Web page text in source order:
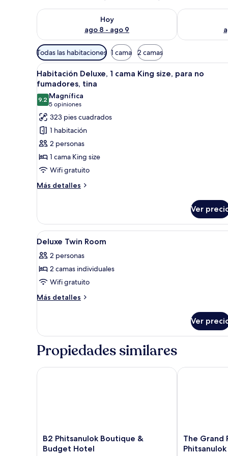
Hoy
ago 8 - ago 9
Consulta la disponibilidad para hoy ago 8 - ago 9
Consulta la
Filtros
disponibles
para
las
habitaciones
Todas las habitaciones 1 cama 2 camas
Abrir
todas
las
fotos
de
Habitación
Deluxe,
1
cama
King
size,
fumadores,
tina
Una habitación de hotel con
9
Habitación Deluxe, 1 cama King size, para no
fumadores, tina
9.29.2 de 10
Magnífica
5 opiniones
(5
opiniones)
323 pies cuadrados
1 habitación
2 personas
1 cama King size
Wifi gratuito
Más detalles
Más
Deluxe,
cama
size,
para
fumadores,
tina
Ver
Abrir
todas
las
fotos
de
Deluxe
1 habitación, caja de
9
Deluxe Twin Room
2 personas
2 camas individuales
Wifi gratuito
Más detalles
Más
Twin
Ver
Propiedades similares
B2
Phitsanulok
B2 Phitsanulok Boutique &
Budget Hotel
B2 Phitsanulok Boutique & Budget Hotel
The
Grand
The Grand
Phitsanulok
The Grand